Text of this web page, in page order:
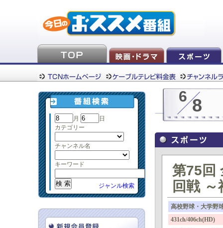
月
日
カテゴリー
チャンネル名
キーワード
ジャンル検索
6 8
第75回
回戦
高校野球・大学野
431ch/406ch(HD)